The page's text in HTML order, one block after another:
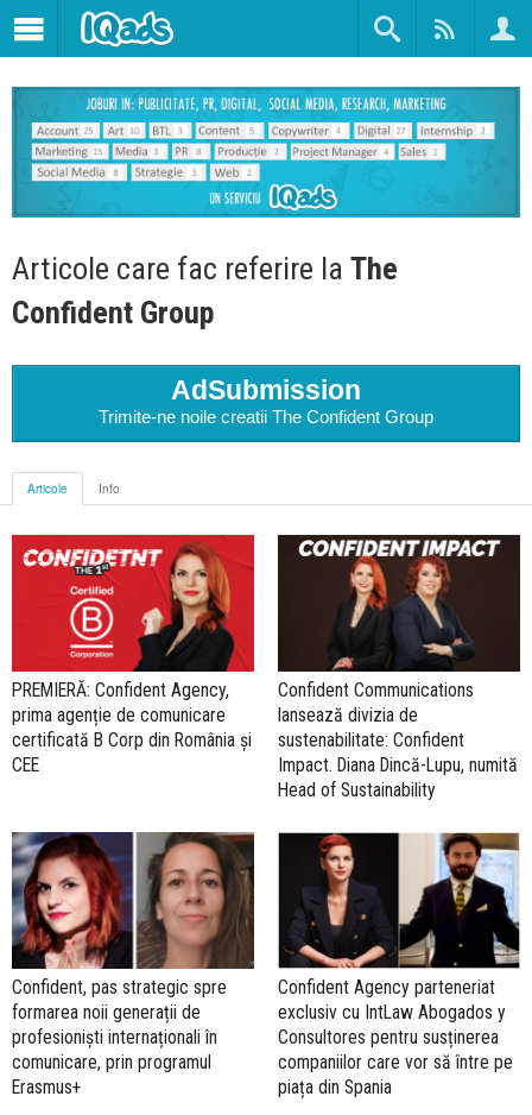
Articole care fac referire la The
Confident Group
AdSubmission
Trimite-ne noile creatii The Confident Group
Articole Info
PREMIERĂ: Confident Agency,
prima agenție de comunicare
certificată B Corp din România și
CEE
Confident Communications
lansează divizia de
sustenabilitate: Confident
Impact. Diana Dincă-Lupu, numită
Head of Sustainability
Confident, pas strategic spre
formarea noii generații de
profesioniști internaționali în
comunicare, prin programul
Erasmus+
Confident Agency parteneriat
exclusiv cu IntLaw Abogados y
Consultores pentru susținerea
companiilor care vor să între pe
piața din Spania